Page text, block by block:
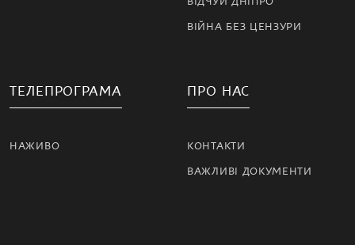
ВІЙНА БЕЗ ЦЕНЗУРИ
ТЕЛЕПРОГРАМА
НАЖИВО
ПРО НАС
КОНТАКТИ
ВАЖЛИВІ ДОКУМЕНТИ